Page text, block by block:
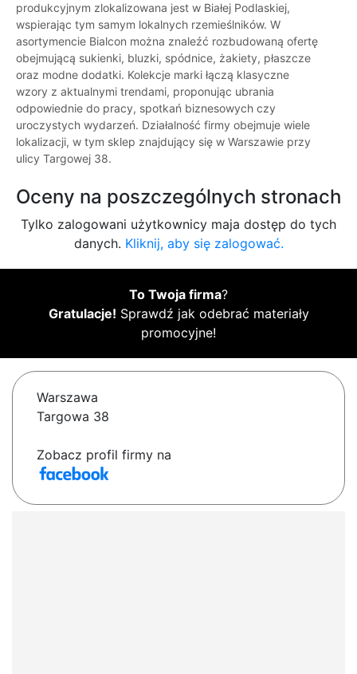
produkcyjnym zlokalizowana jest w Białej Podlaskiej,
wspierając tym samym lokalnych rzemieślników. W
asortymencie Bialcon można znaleźć rozbudowaną ofertę
obejmującą sukienki, bluzki, spódnice, żakiety, płaszcze
oraz modne dodatki. Kolekcje marki łączą klasyczne
wzory z aktualnymi trendami, proponując ubrania
odpowiednie do pracy, spotkań biznesowych czy
uroczystych wydarzeń. Działalność firmy obejmuje wiele
lokalizacji, w tym sklep znajdujący się w Warszawie przy
ulicy Targowej 38.
Oceny na poszczególnych stronach
Tylko zalogowani użytkownicy maja dostęp do tych
danych. Kliknij, aby się zalogować.
To Twoja firma?
Gratulacje! Sprawdź jak odebrać materiały
promocyjne!
Warszawa
Targowa 38
Zobacz profil firmy na